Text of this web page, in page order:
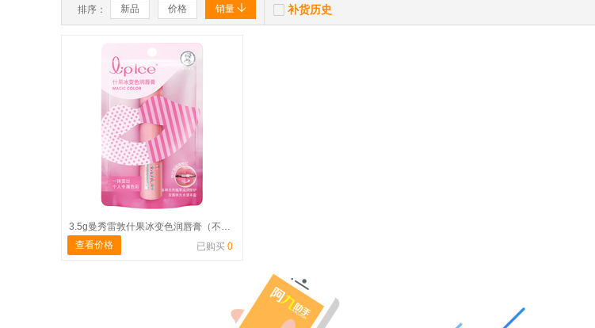
排序： 新品 价格 销量   补货历史
3.5g曼秀雷敦什果冰变色润唇膏（不退货）
查看价格
已购买 0